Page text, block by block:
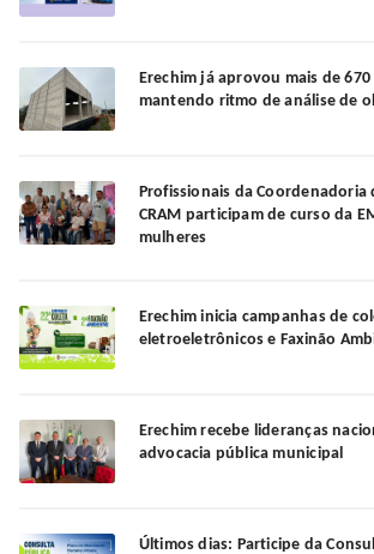
Erechim já aprovou mais de
mantendo ritmo de análise de
Profissionais da Coordenadoria
CRAM participam de curso da
mulheres
Erechim inicia campanhas de
eletroeletrônicos e Faxinão
Erechim recebe lideranças
advocacia pública municipal
Últimos dias: Participe da